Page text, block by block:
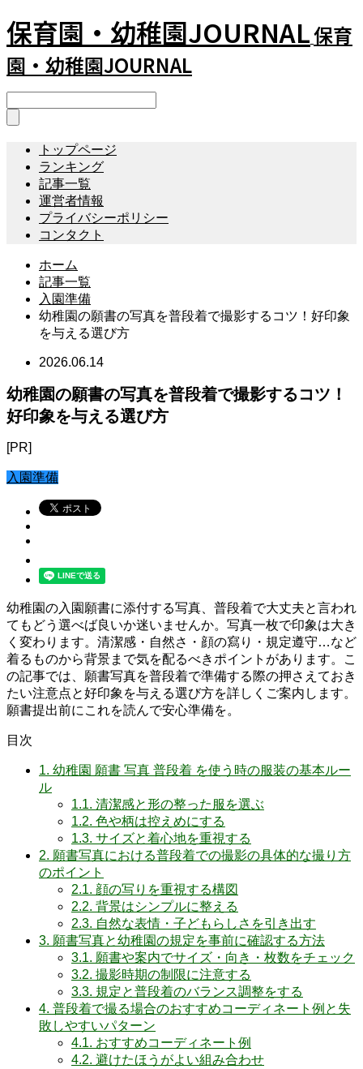
保育園・幼稚園JOURNAL保育
園・幼稚園JOURNAL
トップページ
ランキング
記事一覧
運営者情報
プライバシーポリシー
コンタクト
ホーム
記事一覧
入園準備
幼稚園の願書の写真を普段着で撮影するコツ！好印象
を与える選び方
2026.06.14
幼稚園の願書の写真を普段着で撮影するコツ！
好印象を与える選び方
[PR]
入園準備
幼稚園の入園願書に添付する写真、普段着で大丈夫と言われ
てもどう選べば良いか迷いませんか。写真一枚で印象は大き
く変わります。清潔感・自然さ・顔の寫り・規定遵守…など
着るものから背景まで気を配るべきポイントがあります。こ
の記事では、願書写真を普段着で準備する際の押さえておき
たい注意点と好印象を与える選び方を詳しくご案内します。
願書提出前にこれを読んで安心準備を。
目次
1. 幼稚園 願書 写真 普段着 を使う時の服装の基本ルー
ル
1.1. 清潔感と形の整った服を選ぶ
1.2. 色や柄は控えめにする
1.3. サイズと着心地を重視する
2. 願書写真における普段着での撮影の具体的な撮り方
のポイント
2.1. 顔の写りを重視する構図
2.2. 背景はシンプルに整える
2.3. 自然な表情・子どもらしさを引き出す
3. 願書写真と幼稚園の規定を事前に確認する方法
3.1. 願書や案内でサイズ・向き・枚数をチェック
3.2. 撮影時期の制限に注意する
3.3. 規定と普段着のバランス調整をする
4. 普段着で撮る場合のおすすめコーディネート例と失
敗しやすいパターン
4.1. おすすめコーディネート例
4.2. 避けたほうがよい組み合わせ